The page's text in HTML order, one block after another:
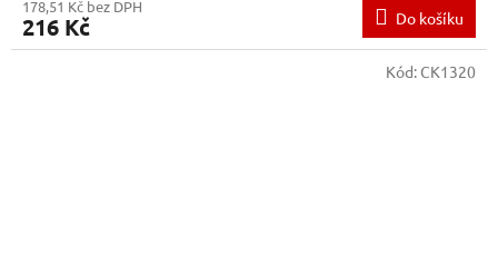
178,51 Kč bez DPH
216 Kč Do košíku
Kód: CK1320